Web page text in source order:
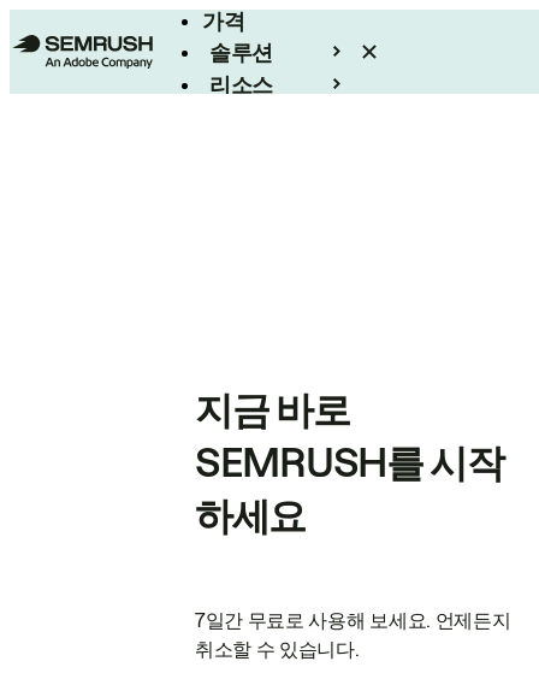
가격
솔루션
리소스
지금 바로
SEMRUSH를 시작
하세요
7일간 무료로 사용해 보세요. 언제든지
취소할 수 있습니다.